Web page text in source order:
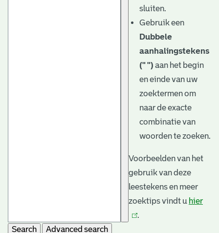
sluiten.
Gebruik een
Dubbele
aanhalingstekens
(" ") aan het begin
en einde van uw
zoektermen om
naar de exacte
combinatie van
woorden te zoeken.
Voorbeelden van het
gebruik van deze
leestekens en meer
zoektips vindt u hier
.
Search
Advanced search